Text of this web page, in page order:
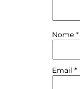
Nome *
Email *